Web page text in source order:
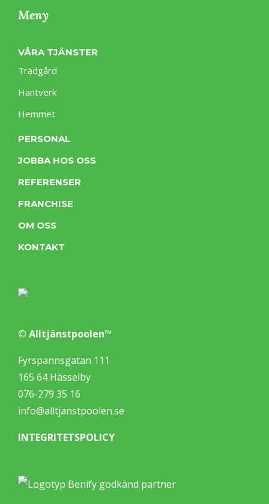
Meny
VÅRA TJÄNSTER
Trädgård
Hantverk
Hemmet
PERSONAL
JOBBA HOS OSS
REFERENSER
FRANCHISE
OM OSS
KONTAKT
© Alltjänstpoolen™
Fyrspannsgatan 111
165 64 Hässelby
076-279 35 16
info@alltjanstpoolen.se
INTEGRITETSPOLICY